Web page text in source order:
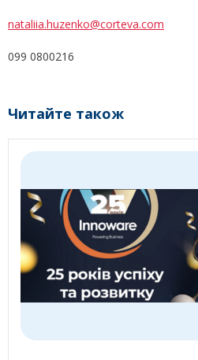
nataliia.huzenko@corteva.com
099 0800216
Читайте також